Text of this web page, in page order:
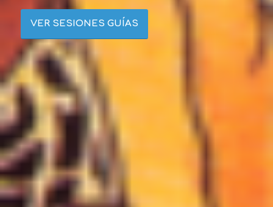
VER SESIONES GUÍAS